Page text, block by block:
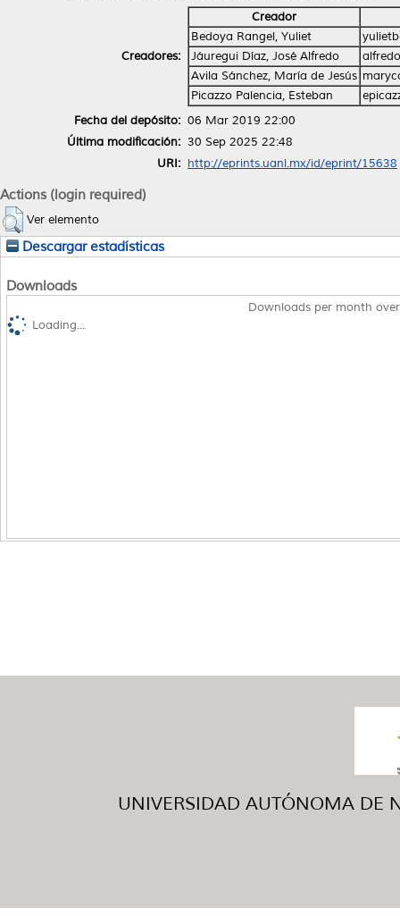
Creadores:
Creador
Bedoya Rangel, Yuliet
Jáuregui Díaz, José Alfredo
Avila Sánchez, María de Jesús
Picazzo Palencia, Esteban
Fecha del depósito: 06 Mar 2019 22:00
Última modificación: 30 Sep 2025 22:48
URI: http://eprints.uanl.mx/id/eprint/15638
Actions (login required)
Ver elemento
Descargar estadísticas
Downloads
Downloads per month
Loading...
UNIVERSIDAD AUTÓNOMA DE